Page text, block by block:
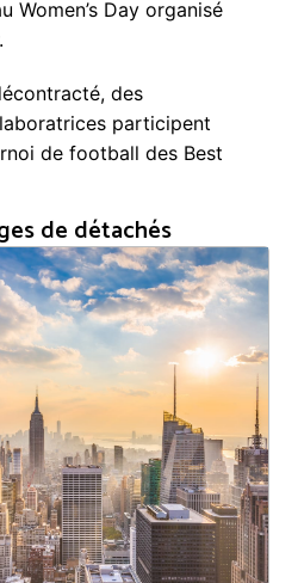
Women’s Day organisé
des
participent
de football des Best
de détachés